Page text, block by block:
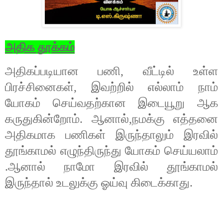
அதிக தூக்கம்
அதிகப்படியான பணி, வீட்டில் உள்ள
பிரச்சினைகள், இவற்றில் எல்லாம் நாம்
யோகம் செய்வதற்கான இடையூறு ஆக
கருதுகின்றோம். ஆனால்,நமக்கு எத்தனை
அதிகமாக பணிகள் இருந்தாலும் இரவில்
தூங்காமல் எழுந்திருந்து யோகம் செய்யலாம்
.ஆனால் நாமோ இரவில் தூங்காமல்
இருந்தால் உடலுக்கு ஓய்வு கிடைக்காது.